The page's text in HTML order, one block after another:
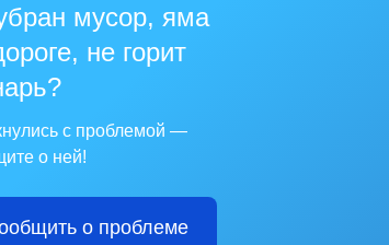
мусор, яма
не горит
с проблемой —
о ней!
о проблеме